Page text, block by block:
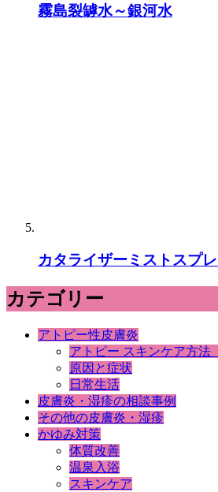
霧島裂罅水～銀河水
カタライザーミストスプ
カテゴリー
アトピー性皮膚炎
アトピー スキンケア方法
原因と症状
日常生活
皮膚炎・湿疹の相談事例
その他の皮膚炎・湿疹
かゆみ対策
体質改善
温泉入浴
スキンケア